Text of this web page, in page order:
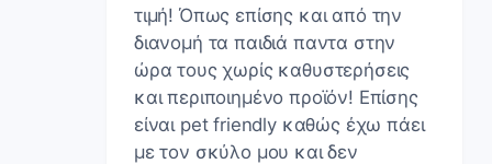
τιμή! Όπως επίσης και από την
διανομή τα παιδιά παντα στην
ώρα τους χωρίς καθυστερήσεις
και περιποιημένο προϊόν! Επίσης
είναι pet friendly καθώς έχω πάει
με τον σκύλο μου και δεν